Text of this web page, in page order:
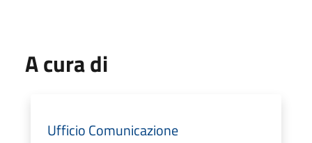
A cura di
Ufficio Comunicazione